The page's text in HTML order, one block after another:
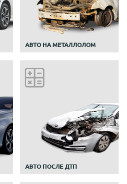
АВТО НА МЕТАЛЛОЛОМ
АВТО ПОСЛЕ ДТП